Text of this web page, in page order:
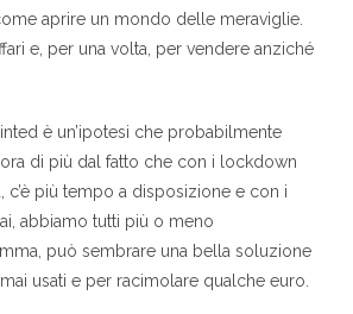
aprire un mondo delle meraviglie.
e, per una volta, per vendere anziché
è un’ipotesi che probabilmente
di più dal fatto che con i lockdown
c’è più tempo a disposizione e con i
abbiamo tutti più o meno
può sembrare una bella soluzione
usati e per racimolare qualche euro.